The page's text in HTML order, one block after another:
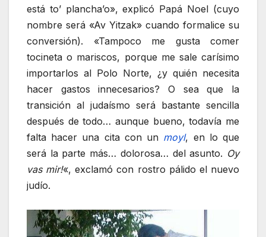
está to’ plancha’o», explicó Papá Noel (cuyo
nombre será «Av Yitzak» cuando formalice su
conversión). «Tampoco me gusta comer
tocineta o mariscos, porque me sale carísimo
importarlos al Polo Norte, ¿y quién necesita
hacer gastos innecesarios? O sea que la
transición al judaísmo será bastante sencilla
después de todo… aunque bueno, todavía me
falta hacer una cita con un moyl, en lo que
será la parte más… dolorosa… del asunto. Oy
vas mir!«, exclamó con rostro pálido el nuevo
judío.